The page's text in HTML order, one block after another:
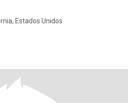
Estados Unidos